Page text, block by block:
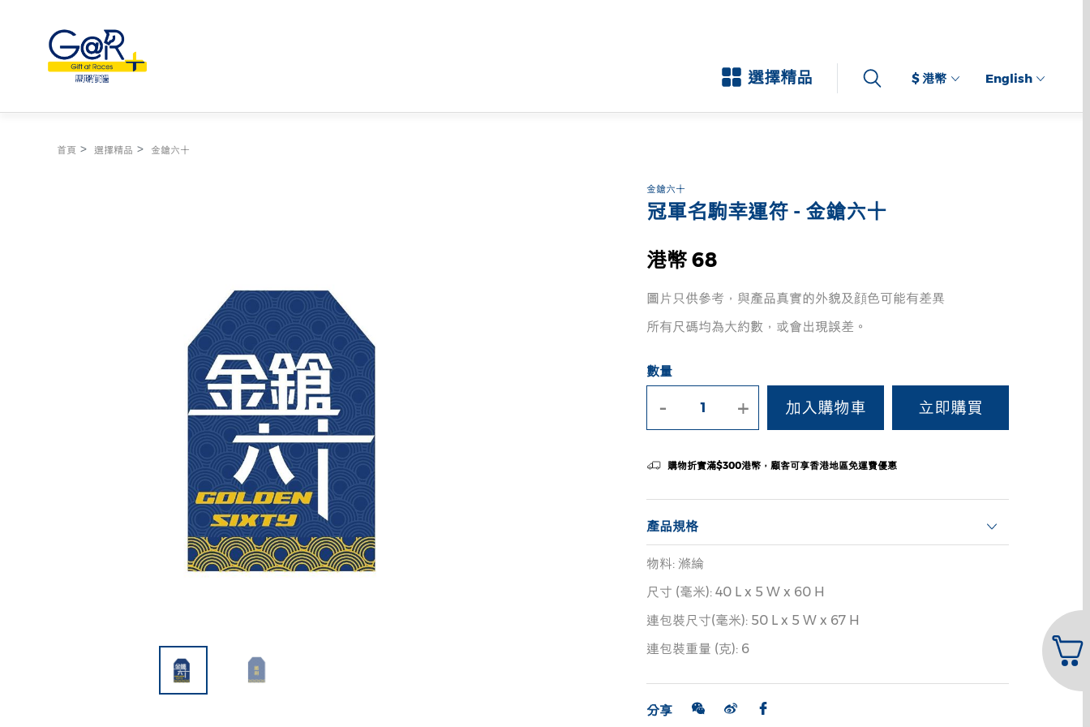
選擇精品 $ 港幣 English
首頁 選擇精品 金鎗六十
金鎗六十
冠軍名駒幸運符 - 金鎗六十
港幣 68
圖片只供參考，與產品真實的外貌及顔色可能有差異
所有尺碼均為大約數，或會出現誤差。
數量
- +
購物折實滿$300港幣，顧客可享香港地區免運費優惠
產品規格
物料: 滌綸
尺寸 (毫米): 40 L x 5 W x 60 H
連包裝尺寸(毫米): 50 L x 5 W x 67 H
連包裝重量 (克): 6
分享